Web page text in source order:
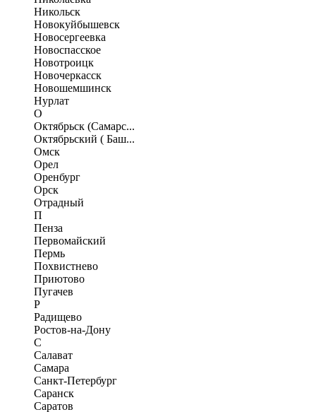
Никольск
Новокуйбышевск
Новосергеевка
Новоспасское
Новотроицк
Новочеркасск
Новошемшинск
Нурлат
О
Октябрьск (Самарс...
Октябрьский ( Баш...
Омск
Орел
Оренбург
Орск
Отрадный
П
Пенза
Первомайский
Пермь
Похвистнево
Приютово
Пугачев
Р
Радищево
Ростов-на-Дону
С
Салават
Самара
Санкт-Петербург
Саранск
Саратов